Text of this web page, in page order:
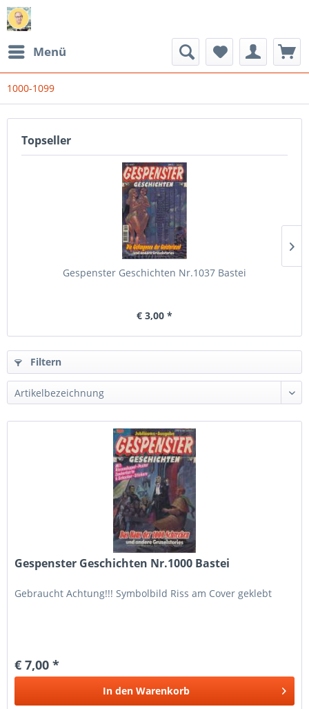
Menü
1000-1099
Topseller
Gespenster Geschichten Nr.1037 Bastei
€ 3,00 *
Filtern
Gespenster Geschichten Nr.1000 Bastei
Gebraucht Achtung!!! Symbolbild Riss am Cover geklebt
€ 7,00 *
In den Warenkorb